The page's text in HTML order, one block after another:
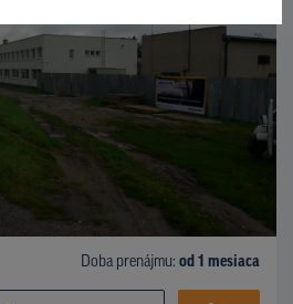
Doba prenájmu: od 1 mesiaca